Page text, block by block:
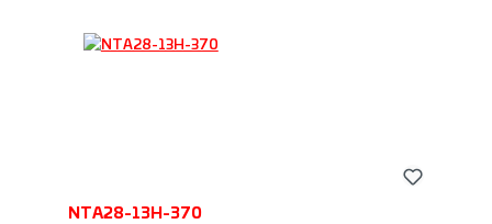
NTA28-13H-370